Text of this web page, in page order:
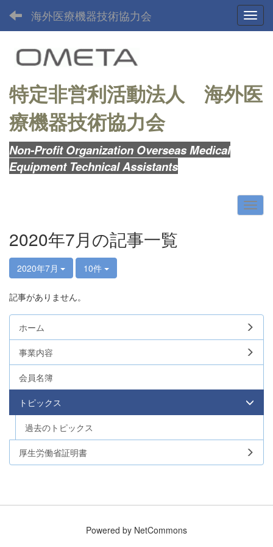
海外医療機器技術協力会
特定非営利活動法人 海外医
療機器技術協力会
Non-Profit Organization Overseas Medical
Equipment Technical Assistants
2020年7月の記事一覧
2020年7月 10件
記事がありません。
ホーム
事業内容
会員名簿
トピックス
過去のトピックス
厚生労働省証明書
Powered by NetCommons